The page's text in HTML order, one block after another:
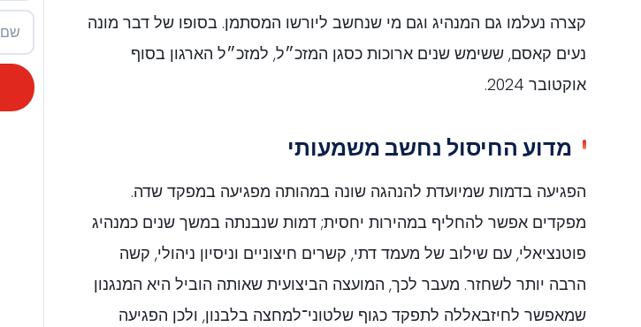
קצרה נעלמו גם המנהיג וגם מי שנחשב ליורשו המסתמן. בסופו של דבר מונה
נעים קאסם, ששימש שנים ארוכות כסגן המזכ״ל, למזכ״ל הארגון בסוף
אוקטובר 2024.
מדוע החיסול נחשב משמעותי
הפגיעה בדמות שמיועדת להנהגה שונה במהותה מפגיעה במפקד שדה.
מפקדים אפשר להחליף במהירות יחסית; דמות שנבנתה במשך שנים כמנהיג
פוטנציאלי, עם שילוב של מעמד דתי, קשרים חיצוניים וניסיון ניהולי, קשה
הרבה יותר לשחזר. מעבר לכך, המועצה הביצועית שאותה הוביל היא המנגנון
שמאפשר לחיזבאללה לתפקד כגוף שלטוני־למחצה בלבנון, ולכן הפגיעה